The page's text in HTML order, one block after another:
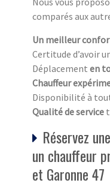
comparés aux
Un meilleur
Certitude d’avoir
Déplacement en
Chauffeur
Disponibilité à
Qualité de service
Réservez
un chauffeur
et Garonne 47